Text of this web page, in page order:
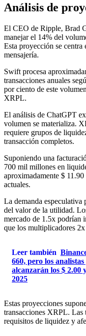
Análisis de
El CEO de Ripple, Brad
manejar el 14% del
Esta proyección se
mensajería.
Swift procesa
transacciones anuales
por ciento de este
XRPL.
El análisis de ChatGPT
volumen se materializa.
requiere grupos de
transacción completos.
Suponiendo una
700 mil millones en
aproximadamente $
actuales.
La demanda especulativa
del valor de la utilidad.
mercado de 1.5x podrían
que los multiplicadores
Leer también
660, pero los
alcanzarán los $ 2.00
2025
Estas proyecciones
transacciones XRPL. Las
requisitos de liquidez y